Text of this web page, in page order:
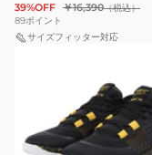
39%OFF ￥16,390（税込）
89ポイント
サイズフィッター対応
RESAGRIP
253007-